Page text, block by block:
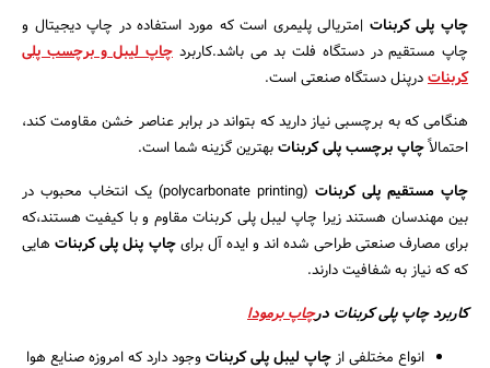
چاپ پلی کربنات |متریالی پلیمری است که مورد استفاده در چاپ دیجیتال و
چاپ مستقیم در دستگاه فلت بد می باشد.کاربرد چاپ لیبل و برچسب پلی
کربناتدرپنل دستگاه صنعتی است.
هنگامی که به برچسبی نیاز دارید که بتواند در برابر عناصر خشن مقاومت کند،
احتمالاًچاپ برچسب پلی کربناتبهترین گزینه شما است.
چاپ مستقیم پلی کربنات
(polycarbonate printing) یک انتخاب محبوب در
بین مهندسان هستند زیرا چاپ لیبل پلی کربنات مقاوم و با کیفیت هستند،که
برای مصارف صنعتی طراحی شده اند و ایده آل برایچاپ پنل پلی کربناتهایی
که که نیاز به شفافیت دارند.
کاربرد چاپ پلی کربنات درچاپ برمودا
انواع مختلفی ازچاپ لیبل پلی کربناتوجود دارد که امروزه صنایع هوا